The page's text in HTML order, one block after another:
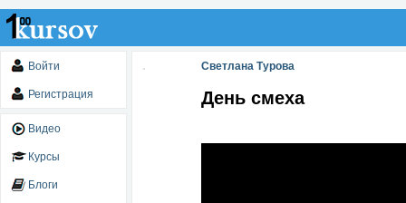
Войти
Регистрация
Видео
Курсы
Блоги
Светлана Турова
День смеха